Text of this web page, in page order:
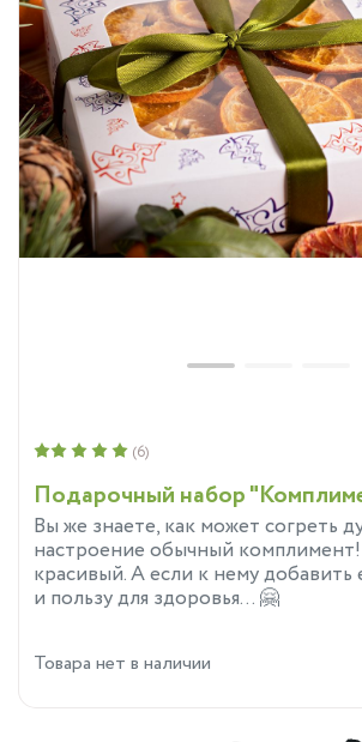
Подарочный набор
Вы же знаете, как может согреть
настроение обычный
красивый. А если к нему
и пользу для здоровья… 🤗
(6)
Товара нет в наличии